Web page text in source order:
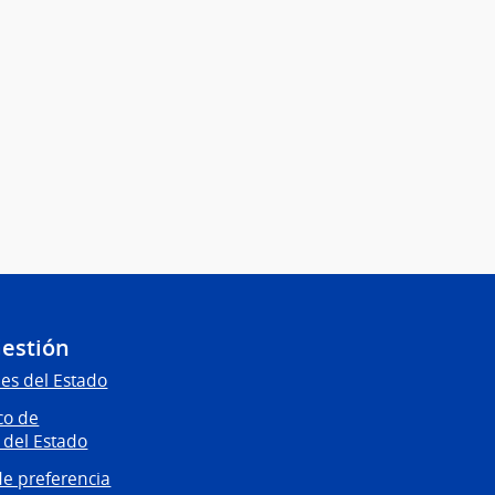
del Estado
de
Estado
preferencia